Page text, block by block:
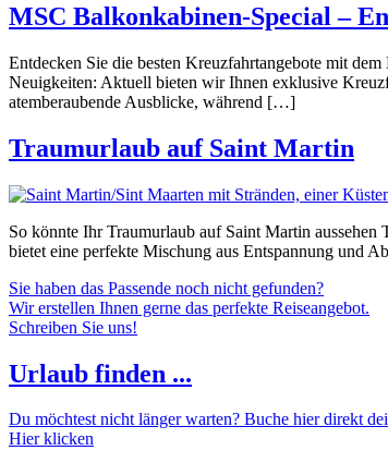
MSC Balkonkabinen-Special –
Entdecken Sie die besten Kreuzfahrtangebote mit
Neuigkeiten: Aktuell bieten wir Ihnen exklusive
atemberaubende Ausblicke, während […]
Traumurlaub auf Saint Martin
So könnte Ihr Traumurlaub auf Saint Martin
bietet eine perfekte Mischung aus Entspannung und
Sie haben das Passende noch nicht gefunden?
Wir erstellen Ihnen gerne das perfekte Reiseangebot.
Schreiben Sie uns!
Urlaub finden ...
Du möchtest nicht länger warten? Buche hier direkt
Hier klicken